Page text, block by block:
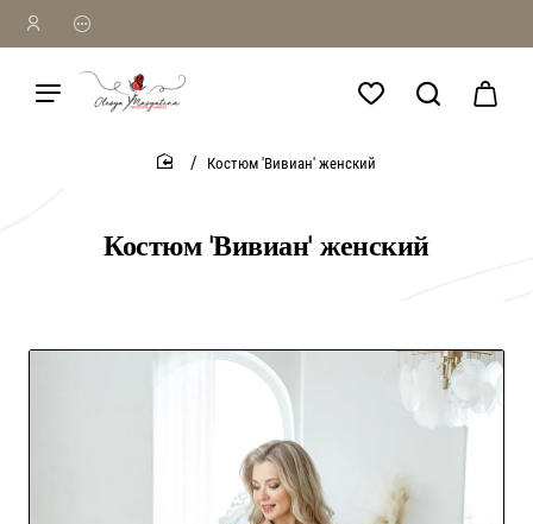
Костюм 'Вивиан' женский
Костюм 'Вивиан' женский